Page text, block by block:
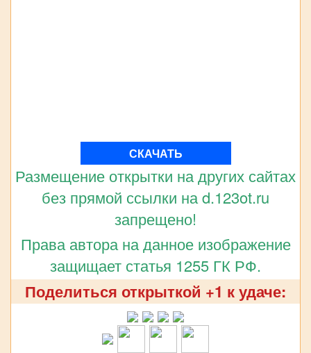
СКАЧАТЬ
Размещение открытки на других сайтах
без прямой ссылки на d.123ot.ru
запрещено!
Права автора на данное изображение
защищает статья 1255 ГК РФ.
Поделиться открыткой +1 к удаче: